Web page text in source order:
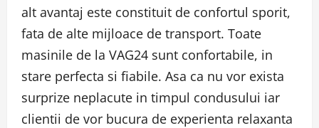
alt avantaj este constituit de confortul sporit,
fata de alte mijloace de transport. Toate
masinile de la VAG24 sunt confortabile, in
stare perfecta si fiabile. Asa ca nu vor exista
surprize neplacute in timpul condusului iar
clientii de vor bucura de experienta relaxanta